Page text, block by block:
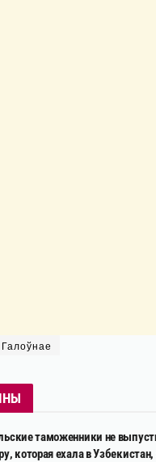
Галоўнае
таможенники не
которая ехала в Узбекистан,